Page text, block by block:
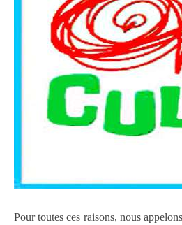
Pour toutes ces raisons, nous